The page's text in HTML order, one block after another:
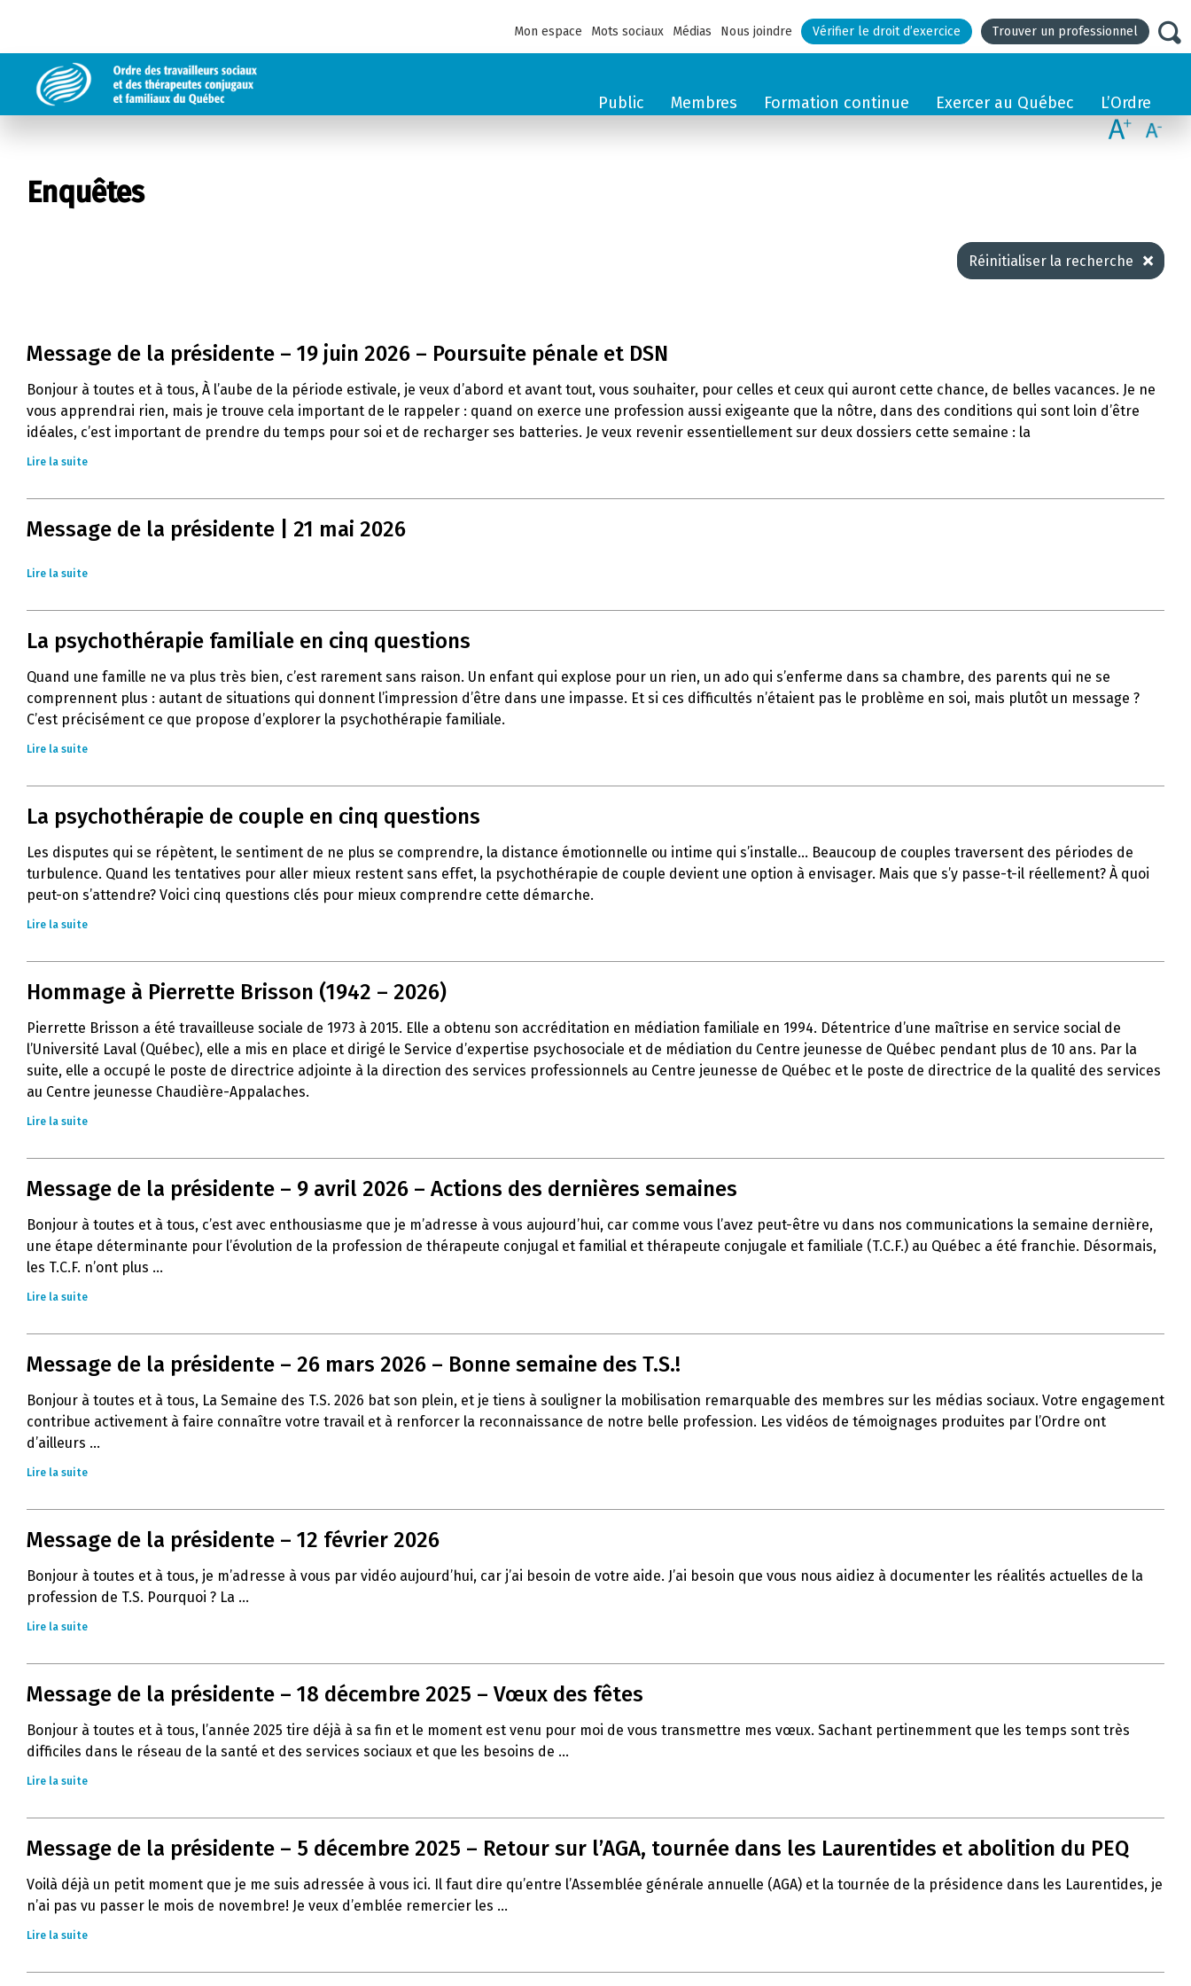
Mon espace Mots sociaux Médias Nous joindre Vérifier le droit d’exercice Trouver un professionnel
Public Membres Formation continue Exercer au Québec L’Ordre
Enquêtes
Réinitialiser la recherche
Message de la présidente – 19 juin 2026 – Poursuite pénale et DSN
Bonjour à toutes et à tous, À l’aube de la période estivale, je veux d’abord et avant tout, vous souhaiter, pour celles et ceux qui auront cette chance, de belles vacances. Je ne
vous apprendrai rien, mais je trouve cela important de le rappeler : quand on exerce une profession aussi exigeante que la nôtre, dans des conditions qui sont loin d’être
idéales, c’est important de prendre du temps pour soi et de recharger ses batteries. Je veux revenir essentiellement sur deux dossiers cette semaine : la
Lire la suite
Message de la présidente | 21 mai 2026
Lire la suite
La psychothérapie familiale en cinq questions
Quand une famille ne va plus très bien, c’est rarement sans raison. Un enfant qui explose pour un rien, un ado qui s’enferme dans sa chambre, des parents qui ne se
comprennent plus : autant de situations qui donnent l’impression d’être dans une impasse. Et si ces difficultés n’étaient pas le problème en soi, mais plutôt un message ?
C’est précisément ce que propose d’explorer la psychothérapie familiale.
Lire la suite
La psychothérapie de couple en cinq questions
Les disputes qui se répètent, le sentiment de ne plus se comprendre, la distance émotionnelle ou intime qui s’installe… Beaucoup de couples traversent des périodes de
turbulence. Quand les tentatives pour aller mieux restent sans effet, la psychothérapie de couple devient une option à envisager. Mais que s’y passe-t-il réellement? À quoi
peut-on s’attendre? Voici cinq questions clés pour mieux comprendre cette démarche.
Lire la suite
Hommage à Pierrette Brisson (1942 – 2026)
Pierrette Brisson a été travailleuse sociale de 1973 à 2015. Elle a obtenu son accréditation en médiation familiale en 1994. Détentrice d’une maîtrise en service social de
l’Université Laval (Québec), elle a mis en place et dirigé le Service d’expertise psychosociale et de médiation du Centre jeunesse de Québec pendant plus de 10 ans. Par la
suite, elle a occupé le poste de directrice adjointe à la direction des services professionnels au Centre jeunesse de Québec et le poste de directrice de la qualité des services
au Centre jeunesse Chaudière-Appalaches.
Lire la suite
Message de la présidente – 9 avril 2026 – Actions des dernières semaines
Bonjour à toutes et à tous, c’est avec enthousiasme que je m’adresse à vous aujourd’hui, car comme vous l’avez peut-être vu dans nos communications la semaine dernière,
une étape déterminante pour l’évolution de la profession de thérapeute conjugal et familial et thérapeute conjugale et familiale (T.C.F.) au Québec a été franchie. Désormais,
les T.C.F. n’ont plus ...
Lire la suite
Message de la présidente – 26 mars 2026 – Bonne semaine des T.S.!
Bonjour à toutes et à tous, La Semaine des T.S. 2026 bat son plein, et je tiens à souligner la mobilisation remarquable des membres sur les médias sociaux. Votre engagement
contribue activement à faire connaître votre travail et à renforcer la reconnaissance de notre belle profession. Les vidéos de témoignages produites par l’Ordre ont
d’ailleurs ...
Lire la suite
Message de la présidente – 12 février 2026
Bonjour à toutes et à tous, je m’adresse à vous par vidéo aujourd’hui, car j’ai besoin de votre aide. J’ai besoin que vous nous aidiez à documenter les réalités actuelles de la
profession de T.S. Pourquoi ? La ...
Lire la suite
Message de la présidente – 18 décembre 2025 – Vœux des fêtes
Bonjour à toutes et à tous, l’année 2025 tire déjà à sa fin et le moment est venu pour moi de vous transmettre mes vœux. Sachant pertinemment que les temps sont très
difficiles dans le réseau de la santé et des services sociaux et que les besoins de ...
Lire la suite
Message de la présidente – 5 décembre 2025 – Retour sur l’AGA, tournée dans les Laurentides et abolition du PEQ
Voilà déjà un petit moment que je me suis adressée à vous ici. Il faut dire qu’entre l’Assemblée générale annuelle (AGA) et la tournée de la présidence dans les Laurentides, je
n’ai pas vu passer le mois de novembre! Je veux d’emblée remercier les ...
Lire la suite